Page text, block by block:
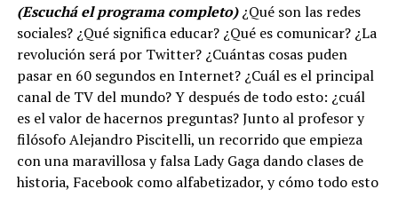
(Escuchá el programa completo)¿Qué son las redes
sociales? ¿Qué significa educar? ¿Qué es comunicar? ¿La
revolución será por Twitter? ¿Cuántas cosas puden
pasar en 60 segundos en Internet? ¿Cuál es el principal
canal de TV del mundo? Y después de todo esto: ¿cuál
es el valor de hacernos preguntas? Junto al profesor y
filósofo Alejandro Piscitelli, un recorrido que empieza
con una maravillosa y falsa Lady Gaga dando clases de
historia, Facebook como alfabetizador, y cómo todo esto